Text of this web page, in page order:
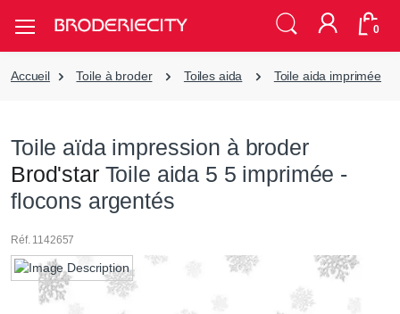
0
Accueil Toile à broder Toiles aida Toile aida imprimée
Toile aïda impression à broder
Brod'starToile aida 5 5 imprimée -
flocons argentés
Réf. 1142657